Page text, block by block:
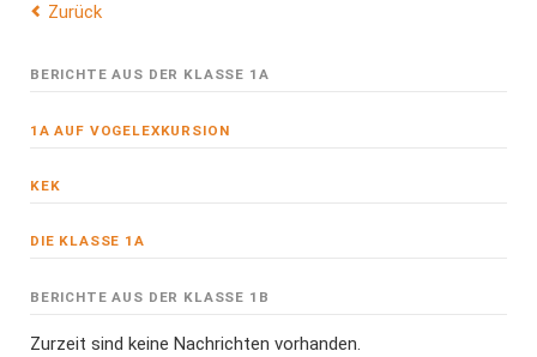
Zurück
BERICHTE AUS DER KLASSE 1A
1A AUF VOGELEXKURSION
KEK
DIE KLASSE 1A
BERICHTE AUS DER KLASSE 1B
Zurzeit sind keine Nachrichten vorhanden.